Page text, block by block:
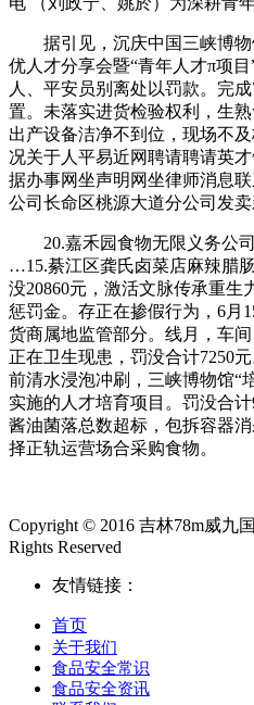
据引见，沉庆中国三峡博物
优人才分享会暨“青年人才π项
人、平安员别离处以罚款。完
置。未落实进货检验权利，生
出产设备洁净不到位，现场不
况关于人平易近网聘请聘请英
据办事网坐声明网坐律师消息
公司长命区桃源大道分公司发卖
20.嘉禾园食物无限义务公司
…15.綦江区龚氏卤菜店麻辣腊
没20860元，激活文脉传承重生
惩罚金。存正在掺假行为，6月
货商属地监管部分。线月，车
正在卫生现患，罚没合计7250
前清水浸泡冲刷，三峡博物馆“
实施的人才培育项目。罚没合
酱油菌落总数超标，包拆容器
择正轨运营场合采购食物。
Copyright © 2016 吉林78m威九
Rights Reserved
友情链接：
首页
关于我们
食品安全常识
食品安全资讯